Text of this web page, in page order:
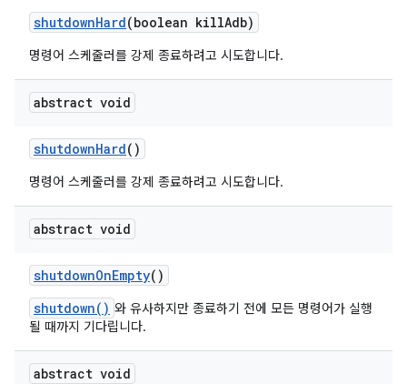
shutdownHard(boolean killAdb)
명령어 스케줄러를 강제 종료하려고 시도합니다.
abstract void
shutdownHard()
명령어 스케줄러를 강제 종료하려고 시도합니다.
abstract void
shutdownOnEmpty()
shutdown() 와 유사하지만 종료하기 전에 모든 명령어가 실행
될 때까지 기다립니다.
abstract void